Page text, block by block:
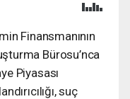
Finansmanının
Bürosu’nca
Piyasası
suç